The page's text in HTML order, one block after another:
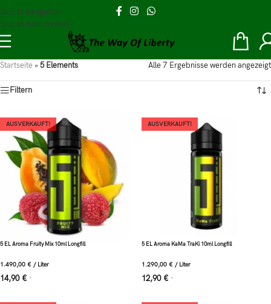
Skip to navigation
Skip to main content
Startseite »5 Elements Alle 7 Ergebnisse werden angezeigt
Filtern
AUSVERKAUFT!
5 EL Aroma Fruity Mix 10ml Longfill
1.490,00 € / Liter
14,90 € *
AUSVERKAUFT!
5 EL Aroma KaMa TraKi 10ml Longfill
1.290,00 € / Liter
12,90 € *